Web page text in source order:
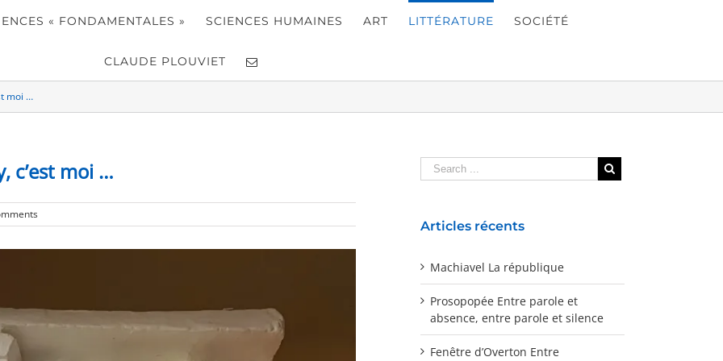
« FONDAMENTALES » SCIENCES HUMAINES ART LITTÉRATURE SOCIÉTÉ
CLAUDE PLOUVIET
moi …
c’est moi …
Articles récents
Machiavel La république
Prosopopée Entre parole et
absence, entre parole et silence
Fenêtre d’Overton Entre